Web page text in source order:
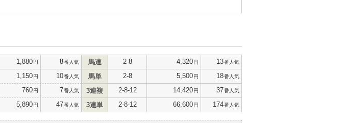
1,880円 8番人気
1,150円 10番人気
760円 7番人気
5,890円 47番人気
馬連 2-8 4,320円 13番人気
馬単 2-8 5,500円 18番人気
3連複 2-8-12 14,420円 37番人気
3連単 2-8-12 66,600円 174番人気